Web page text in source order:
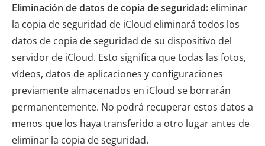
Eliminación de datos de copia de seguridad: eliminar
la copia de seguridad de iCloud eliminará todos los
datos de copia de seguridad de su dispositivo del
servidor de iCloud. Esto significa que todas las fotos,
vídeos, datos de aplicaciones y configuraciones
previamente almacenados en iCloud se borrarán
permanentemente. No podrá recuperar estos datos a
menos que los haya transferido a otro lugar antes de
eliminar la copia de seguridad.